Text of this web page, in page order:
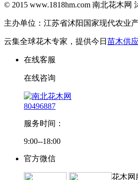
© 2015 www.1818hm.com 南北花木
主办单位：江苏省沭阳国家现代农业
云集全球花木专家，提供今日 苗木供应
在线客服
在线咨询
80496887
服务时间：
9:00--18:00
官方微信
花木网